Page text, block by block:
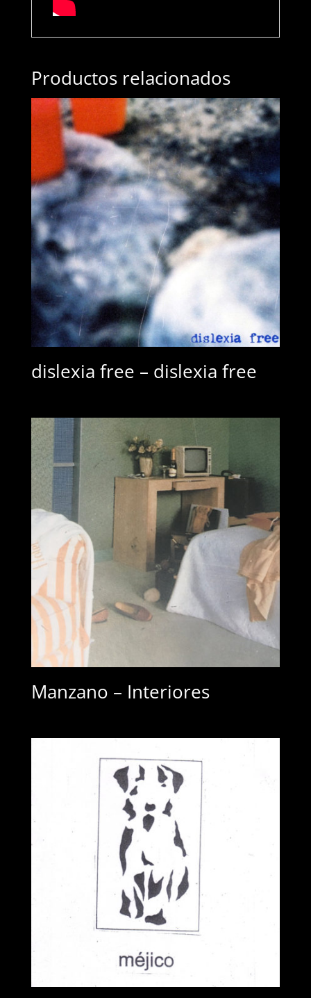
Productos relacionados
dislexia free – dislexia free
Manzano – Interiores